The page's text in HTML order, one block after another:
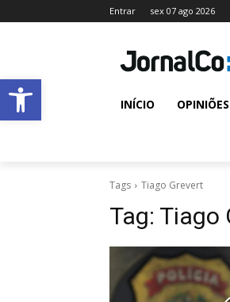
Abrir a barra de ferramentas
Entrar sex 07 ago 2026
INÍCIO
Tags Tiago Grevert
Tag: Tiago